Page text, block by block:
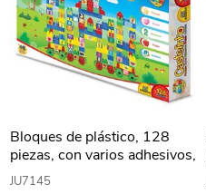
Bloques de plástico, 128
piezas, con varios adhesivos,
en caja
JU7145